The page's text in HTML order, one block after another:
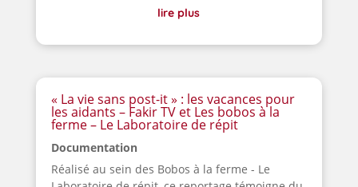
lire plus
« La vie sans post-it » : les vacances pour
les aidants – Fakir TV et Les bobos à la
ferme – Le Laboratoire de répit
Documentation
Réalisé au sein des Bobos à la ferme - Le